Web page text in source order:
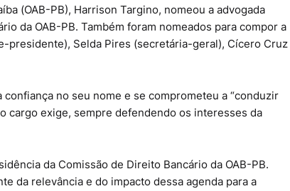
(OAB-PB), Harrison Targino, nomeou a advogada
da OAB-PB. Também foram nomeados para compor a
presidente), Selda Pires (secretária-geral), Cícero Cruz
no seu nome e se comprometeu a “conduzir
cargo exige, sempre defendendo os interesses da
da Comissão de Direito Bancário da OAB-PB.
da relevância e do impacto dessa agenda para a